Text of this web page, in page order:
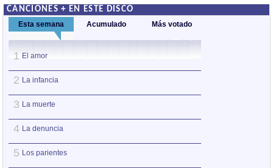
CANCIONES + EN ESTE DISCO
Esta semana Acumulado Más votado
1 El amor
2 La infancia
3 La muerte
4 La denuncia
5 Los parientes